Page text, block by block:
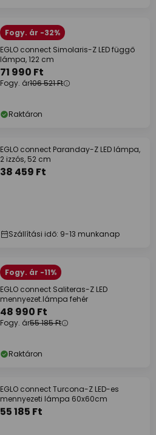
Fogy. ár -32%
EGLO connect Simolaris-Z LED függő
lámpa, 122 cm
71 990 Ft
Fogy. ár106 521 Ft
Raktáron
EGLO connect Paranday-Z LED lámpa,
2 izzós, 52 cm
38 459 Ft
Szállítási idő: 9-13 munkanap
Fogy. ár -11%
EGLO connect Saliteras-Z LED
mennyezet.lámpa fehér
48 990 Ft
Fogy. ár55 185 Ft
Raktáron
EGLO connect Turcona-Z LED-es
mennyezeti lámpa 60x60cm
55 185 Ft